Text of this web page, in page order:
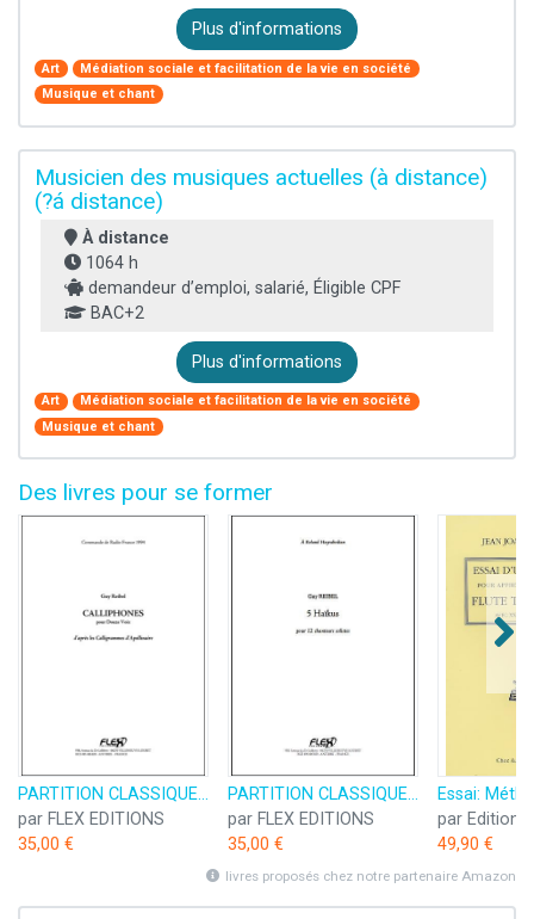
Plus d'informations
Art
Médiation sociale et facilitation de la vie en société
Musique et chant
Musicien des musiques actuelles (à distance)
(?á distance)
À distance
1064 h
demandeur d’emploi, salarié, Éligible CPF
BAC+2
Plus d'informations
Art
Médiation sociale et facilitation de la vie en société
Musique et chant
Des livres pour se former
PARTITION CLASSIQUE - Calliphones - G. REIBEL - 12 Chanteurs Solistes
par FLEX EDITIONS
35,00 €
PARTITION CLASSIQUE - 5 Haïkus - G. REIBEL - 12 Chanteurs Solistes
par FLEX EDITIONS
35,00 €
49,90 €
livres proposés chez notre partenaire Amazon